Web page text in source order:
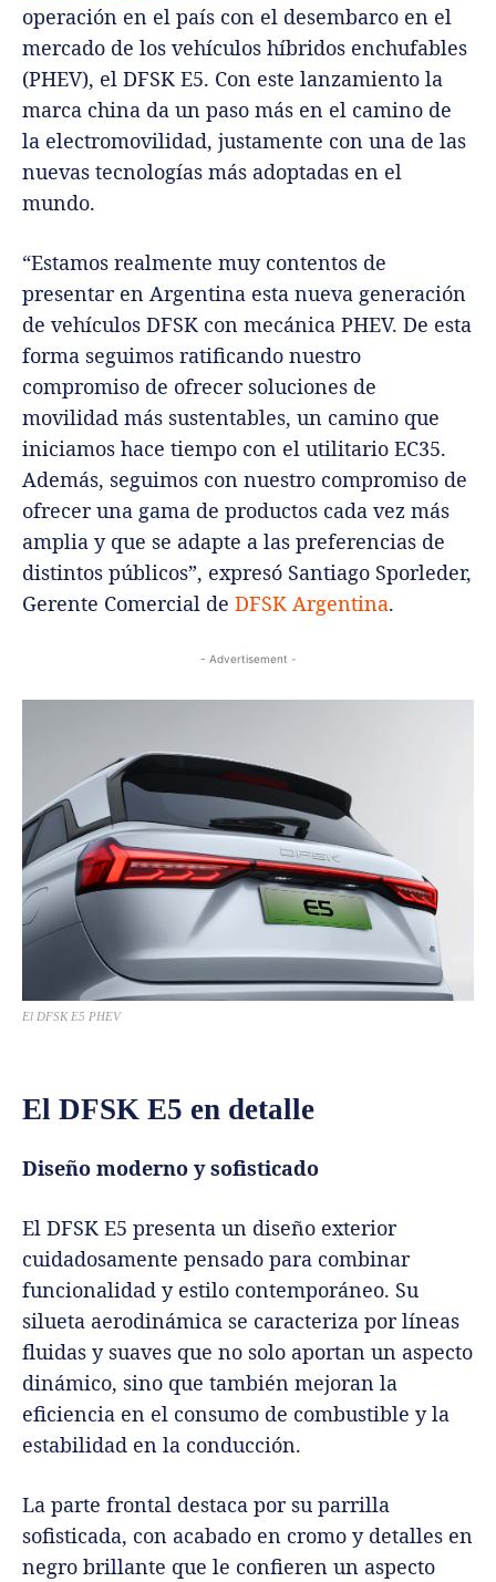
operación en el país con el desembarco en el
mercado de los vehículos híbridos enchufables
(PHEV), el DFSK E5. Con este lanzamiento la
marca china da un paso más en el camino de
la electromovilidad, justamente con una de las
nuevas tecnologías más adoptadas en el
mundo.
“Estamos realmente muy contentos de
presentar en Argentina esta nueva generación
de vehículos DFSK con mecánica PHEV. De esta
forma seguimos ratificando nuestro
compromiso de ofrecer soluciones de
movilidad más sustentables, un camino que
iniciamos hace tiempo con el utilitario EC35.
Además, seguimos con nuestro compromiso de
ofrecer una gama de productos cada vez más
amplia y que se adapte a las preferencias de
distintos públicos”, expresó Santiago Sporleder,
Gerente Comercial de DFSK Argentina.
- Advertisement -
El DFSK E5 PHEV
El DFSK E5 en detalle
Diseño moderno y sofisticado
El DFSK E5 presenta un diseño exterior
cuidadosamente pensado para combinar
funcionalidad y estilo contemporáneo. Su
silueta aerodinámica se caracteriza por líneas
fluidas y suaves que no solo aportan un aspecto
dinámico, sino que también mejoran la
eficiencia en el consumo de combustible y la
estabilidad en la conducción.
La parte frontal destaca por su parrilla
sofisticada, con acabado en cromo y detalles en
negro brillante que le confieren un aspecto